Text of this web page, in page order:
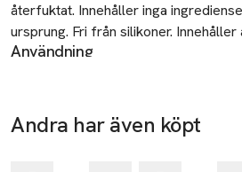
återfuktat. Innehåller inga
ursprung. Fri från silikoner.
applicering där resultatet syns på 10
intensitet. Använd handskar.
Använd handskar vid användning.
Användning
färginpackningen på längder och
för ett jämnt resultat. Synbart resultat
Andra har även köpt
-25%